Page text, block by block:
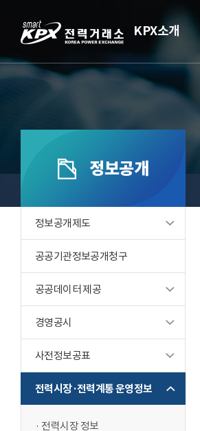
KPX소개
정보공개
정보공개제도
공공기관정보공개청구
공공데이터 제공
경영공시
사전정보공표
전력시장·전력계통 운영정보
전력시장 정보